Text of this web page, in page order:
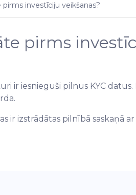
investīciju veikšanas?
pirms
ir iesnieguši pilnus KYC
ir izstrādātas pilnībā saskaņā